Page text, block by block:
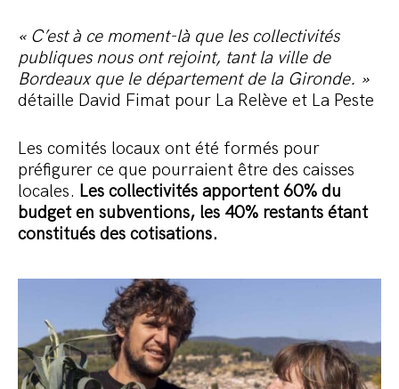
« C’est à ce moment-là que les collectivités
publiques nous ont rejoint, tant la ville de
Bordeaux que le département de la Gironde. »
détaille David Fimat pour La Relève et La Peste
Les comités locaux ont été formés pour
préfigurer ce que pourraient être des caisses
locales. Les collectivités apportent 60% du
budget en subventions, les 40% restants étant
constitués des cotisations.